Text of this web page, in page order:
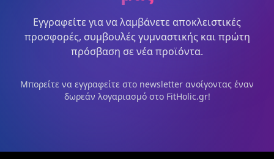
Εγγραφείτε για να λαμβάνετε αποκλειστικές
προσφορές, συμβουλές γυμναστικής και πρώτη
πρόσβαση σε νέα προϊόντα.
Μπορείτε να εγγραφείτε στο newsletter ανοίγοντας έναν
δωρεάν λογαριασμό στο FitHolic.gr!